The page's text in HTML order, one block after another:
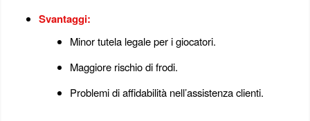
Svantaggi:
Minor tutela legale per i giocatori.
Maggiore rischio di frodi.
Problemi di affidabilità nell’assistenza clienti.